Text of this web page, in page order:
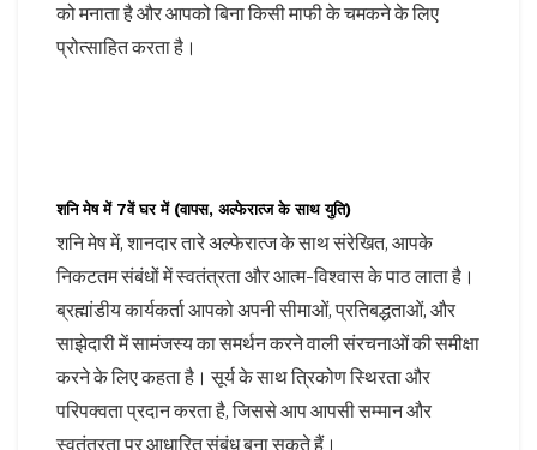
को मनाता है और आपको बिना किसी माफी के चमकने के लिए
प्रोत्साहित करता है।
शनि मेष में 7वें घर में (वापस, अल्फेरात्ज के साथ युति)
शनि मेष में, शानदार तारे अल्फेरात्ज के साथ संरेखित, आपके
निकटतम संबंधों में स्वतंत्रता और आत्म-विश्वास के पाठ लाता है।
ब्रह्मांडीय कार्यकर्ता आपको अपनी सीमाओं, प्रतिबद्धताओं, और
साझेदारी में सामंजस्य का समर्थन करने वाली संरचनाओं की समीक्षा
करने के लिए कहता है। सूर्य के साथ त्रिकोण स्थिरता और
परिपक्वता प्रदान करता है, जिससे आप आपसी सम्मान और
स्वतंत्रता पर आधारित संबंध बना सकते हैं।